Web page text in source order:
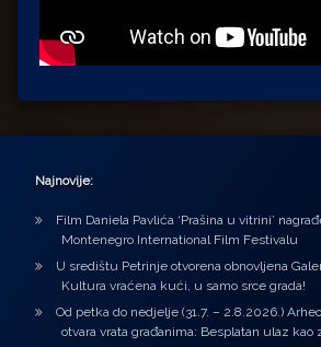
Najnovije:
Film Daniela Pavlića ‘Prašina u vitrini’
Montenegro International Film Festivalu
U središtu Petrinje otvorena obnovljena
Kultura vraćena kući, u samo srce grada!
Od petka do nedjelje (31.7. – 2.8.2026.)
otvara vrata građanima: Besplatan ulaz kao